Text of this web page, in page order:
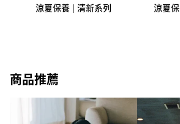
涼夏保養 | 清新系列 涼夏
商品推薦